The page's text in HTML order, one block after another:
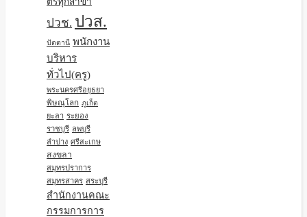
ปวช. ปวส.
ปัตตานี พนักงาน
บริหาร
ทั่วไป(ครู)
พระนครศรีอยุธยา
พิษณุโลก ภูเก็ต
ยะลา ระยอง
ราชบุรี ลพบุรี
ลำปาง ศรีสะเกษ
สงขลา
สมุทรปราการ
สมุทรสาคร สระบุรี
สำนักงานคณะ
กรรมการการ